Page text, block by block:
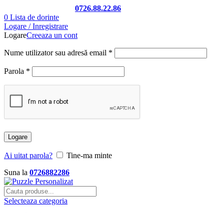
0726.88.22.86
0 Lista de dorinte
Logare / Inregistrare
LogareCreeaza un cont
Nume utilizator sau adresă email *
Parola *
Logare
Ai uitat parola?
Tine-ma minte
Suna la 0726882286
Selecteaza categoria